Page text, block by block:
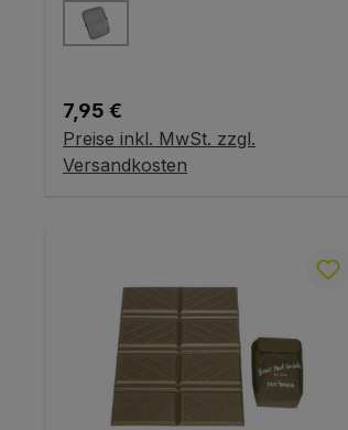
Farbe
Regulärer Preis:
7,95 €
Preise inkl. MwSt. zzgl.
Versandkosten
Variante wählen